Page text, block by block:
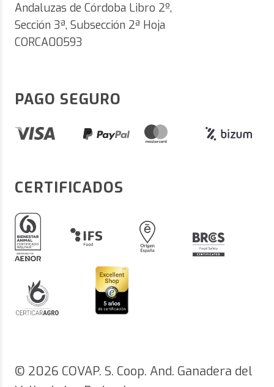
Andaluzas de Córdoba Libro 2º,
Sección 3ª, Subsección 2ª Hoja
CORCA00593
PAGO SEGURO
CERTIFICADOS
© 2026 COVAP. S. Coop. And. Ganadera del